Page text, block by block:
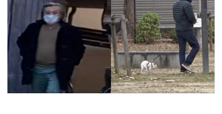
• Management & HR
•
MGR Live
•
Infographic
•
การเมือง
ท่องเที่ยว
กีฬา